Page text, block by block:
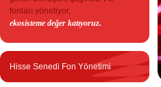
fonları yönetiyor,
ekosisteme değer katıyoruz.
Hisse Senedi Fon Yönetimi